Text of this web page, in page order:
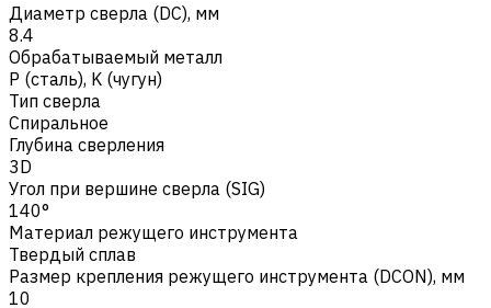
Диаметр сверла (DC), мм
8.4
Обрабатываемый металл
Р (сталь), K (чугун)
Тип сверла
Спиральное
Глубина сверления
3D
Угол при вершине сверла (SIG)
140°
Материал режущего инструмента
Твердый сплав
Размер крепления режущего инструмента (DCON), мм
10